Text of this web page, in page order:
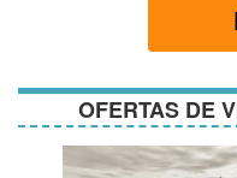
OFERTAS DE